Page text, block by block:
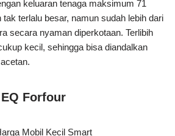
keluaran tenaga maksimum 71
tak terlalu besar, namun sudah lebih dari
secara nyaman diperkotaan. Terlibih
kecil, sehingga bisa diandalkan
Forfour